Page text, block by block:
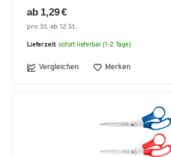
ab 1,29 €
pro St. ab 12 St.
Lieferzeit: sofort lieferbar (1-2 Tage)
Vergleichen Merken